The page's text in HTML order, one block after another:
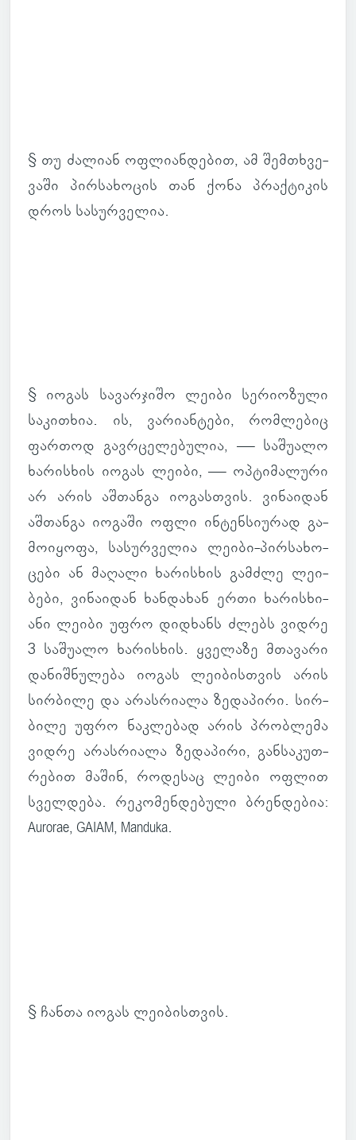
§ თუ ძა­ლიან ოფ­ლი­ან­დე­ბით, ამ შემ­თხვე­
ვაში პირ­სა­ხო­ცის თან ქონა პრაქ­ტი­კის
დროს სა­სურ­ვე­ლია.
§ იოგას სა­ვარ­ჯიშო ლეიბი სე­რი­ო­ზული
სა­კი­თხია. ის, ვა­რი­ან­ტები, რომ­ლე­ბიც
ფარ­თოდ გავ­რცე­ლე­ბუ­ლია, — სა­შუ­ალო
ხა­რის­ხის იოგას ლეიბი, — ოპ­ტი­მა­ლური
არ არის აშ­თანგა იო­გას­თვის. ვი­ნა­ი­დან
აშ­თანგა იო­გაში ოფლი ინ­ტენ­სი­უ­რად გა­
მო­ი­ყოფა, სა­სურ­ვე­ლია ლეიბი-პირ­სა­ხო­
ცები ან მა­ღალი ხა­რის­ხის გამ­ძლე ლე­ი­
ბები, ვი­ნა­ი­დან ხან­და­ხან ერთი ხა­რის­ხი­
ანი ლეიბი უფრო დიდ­ხანს ძლებს ვიდრე
3 სა­შუ­ალო ხა­რის­ხის. ყვე­ლაზე მთა­ვარი
და­ნიშ­ნუ­ლება იოგას ლე­ი­ბის­თვის არის
სირ­ბილე და არას­რი­ალა ზე­და­პირი. სირ­
ბილე უფრო ნაკ­ლე­ბად არის პრობ­ლემა
ვიდრე არას­რი­ალა ზე­და­პირი, გან­სა­კუთ­
რე­ბით მაშინ, რო­დე­საც ლეიბი ოფლით
სველ­დება. რე­კო­მენ­დე­ბული ბრენ­დე­ბია:
Aurorae, GAIAM, Manduka.
§ ჩანთა იოგას ლე­ი­ბის­თვის.